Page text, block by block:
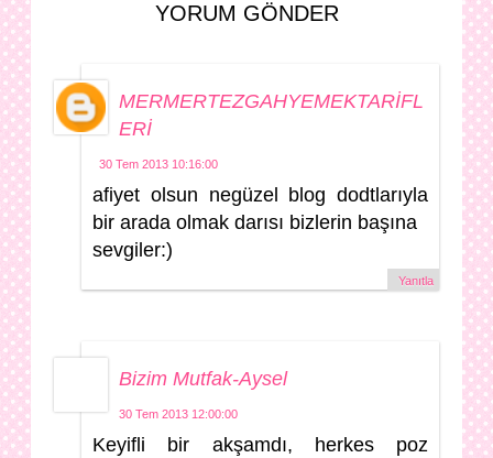
YORUM GÖNDER
MERMERTEZGAHYEMEKTARİFL
ERİ
30 Tem 2013 10:16:00
afiyet olsun negüzel blog dodtlarıyla
bir arada olmak darısı bizlerin başına
sevgiler:)
Yanıtla
Bizim Mutfak-Aysel
30 Tem 2013 12:00:00
Keyifli bir akşamdı, herkes poz